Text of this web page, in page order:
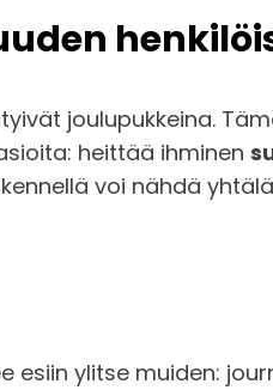
joulupukkeina.
heittää ihminen
voi nähdä
esiin ylitse muiden: